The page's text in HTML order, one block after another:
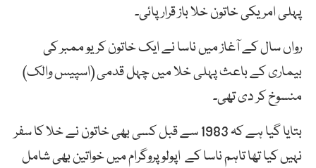
پہلی امریکی خاتون خلا باز قرار پائی۔
رواں سال کے آغاز میں ناسا نے ایک خاتون کریو ممبر کی
بیماری کے باعث پہلی خلا میں چہل قدمی (اسپیس والک)
منسوخ کر دی تھی۔
بتایا گیا ہے کہ 1983 سے قبل کسی بھی خاتون نے خلا کا سفر
نہیں کیا تھا تاہم ناسا کے اپولو پروگرام میں خواتین بھی شامل